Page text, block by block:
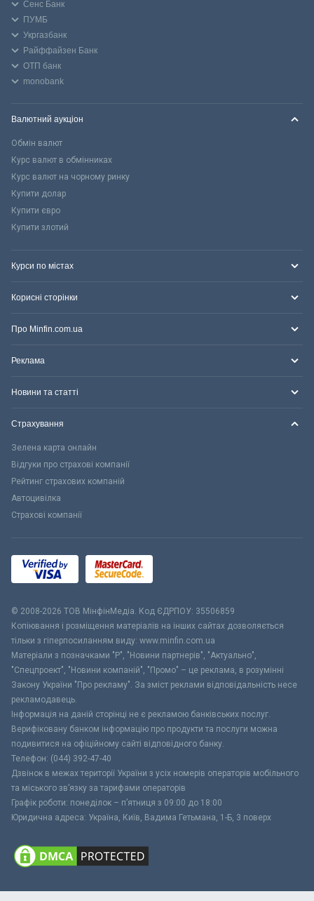
Сенс Банк
ПУМБ
Укргазбанк
Райффайзен Банк
ОТП банк
monobank
Валютний аукціон
Обмін валют
Курс валют в обмінниках
Курс валют на чорному ринку
Купити долар
Купити євро
Купити злотий
Курси по містах
Корисні сторінки
Про Minfin.com.ua
Реклама
Новини та статті
Страхування
Зелена карта онлайн
Відгуки про страхові компанії
Рейтинг страхових компаній
Автоцивілка
Страхові компанії
© 2008-2026 ТОВ МiнфiнМедiа. Код ЄДРПОУ: 35506859
Копіювання і розміщення матеріалів на інших сайтах дозволяється
тільки з гіперпосиланням виду: www.minfin.com.ua
Матеріали з позначками "Р", "Новини партнерів", "Актуально",
"Спецпроект", "Новини компаній", "Промо" – це реклама, в розумінні
Закону України "Про рекламу". За зміст реклами відповідальність несе
рекламодавець.
Інформація на даній сторінці не є рекламою банківських послуг.
Верифіковану банком інформацію про продукти та послуги можна
подивитися на офіційному сайті відповідного банку.
Телефон: (044) 392-47-40
Дзвінок в межах території України з усіх номерів операторів мобільного
та міського зв’язку за тарифами операторів
Графік роботи: понеділок – п’ятниця з 09:00 до 18:00
Юридична адреса: Україна, Київ, Вадима Гетьмана, 1-Б, 3 поверх